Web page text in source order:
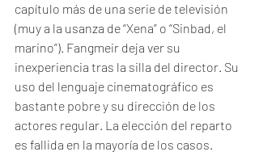
capítulo más de una serie de televisión
(muy a la usanza de “Xena” o “Sinbad, el
marino”). Fangmeir deja ver su
inexperiencia tras la silla del director. Su
uso del lenguaje cinematográfico es
bastante pobre y su dirección de los
actores regular. La elección del reparto
es fallida en la mayoría de los casos.